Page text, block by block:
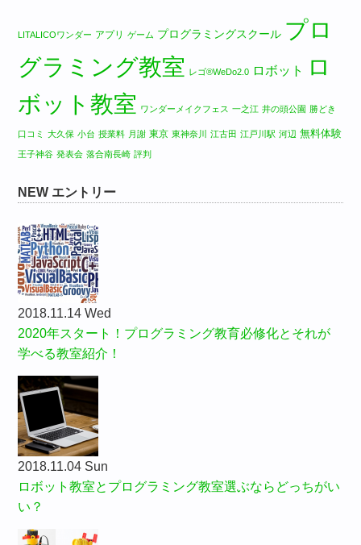
LITALICOワンダー アプリ ゲーム プログラミングスクール プロ
グラミング教室 レゴ®WeDo2.0 ロボット
ロ
ボット教室 ワンダーメイクフェス 一之江 井の頭公園 勝どき
口コミ 大久保 小台 授業料 月謝 東京 東神奈川 江古田 江戸川駅 河辺 無料体験
王子神谷 発表会 落合南長崎 評判
NEW エントリー
2018.11.14 Wed
2020年スタート！プログラミング教育必修化とそれが
学べる教室紹介！
2018.11.04 Sun
ロボット教室とプログラミング教室選ぶならどっちがい
い？